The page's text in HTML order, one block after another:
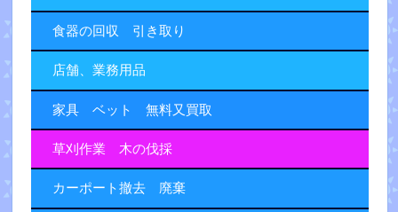
食器の回収 引き取り
店舗、業務用品
家具 ベット 無料又買取
草刈作業 木の伐採
カーポート撤去 廃棄